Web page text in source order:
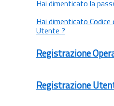
Hai dimenticato la
Hai dimenticato Codice
Utente ?
Registrazione
Registrazione